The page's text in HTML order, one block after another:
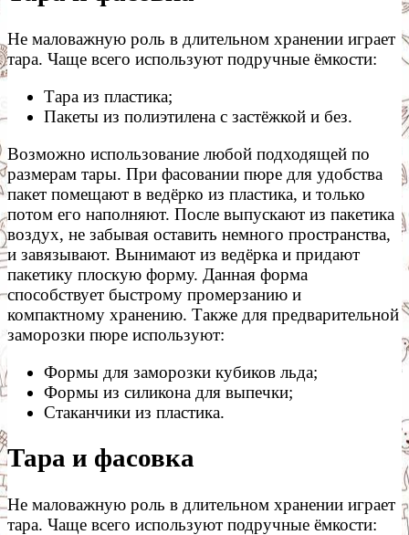
Не маловажную роль в длительном хранении играет
тара. Чаще всего используют подручные ёмкости:
Тара из пластика;
Пакеты из полиэтилена с застёжкой и без.
Возможно использование любой подходящей по
размерам тары. При фасовании пюре для удобства
пакет помещают в ведёрко из пластика, и только
потом его наполняют. После выпускают из пакетика
воздух, не забывая оставить немного пространства,
и завязывают. Вынимают из ведёрка и придают
пакетику плоскую форму. Данная форма
способствует быстрому промерзанию и
компактному хранению. Также для предварительной
заморозки пюре используют:
Формы для заморозки кубиков льда;
Формы из силикона для выпечки;
Стаканчики из пластика.
Тара и фасовка
Не маловажную роль в длительном хранении играет
тара. Чаще всего используют подручные ёмкости: